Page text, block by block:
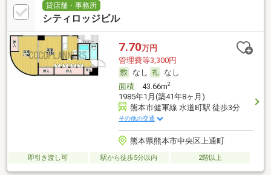
貸店舗・事務所
シティロッジビル
7.70万円
管理費等3,300円
なし
なし
面積43.66m2
1985年1月(築41年8ヶ月)
熊本市健軍線 水道町駅 徒歩3分
その他の交通
熊本県熊本市中央区上通町
即引き渡し可 駅から徒歩5分以内 2階以上